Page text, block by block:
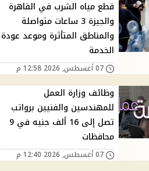
قطع مياه الشرب في القاهرة
والجيزة 3 ساعات متواصلة
والمناطق المتأثرة وموعد عودة
الخدمة
07 أغسطس, 2026 12:58 م
وظائف وزارة العمل
للمهندسين والفنيين برواتب
تصل إلى 16 ألف جنيه في 9
محافظات
07 أغسطس, 2026 12:40 م